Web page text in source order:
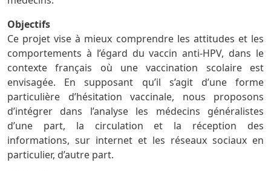
Objectifs
Ce projet vise à mieux comprendre les attitudes et les
comportements à l’égard du vaccin anti-HPV, dans le
contexte français où une vaccination scolaire est
envisagée. En supposant qu’il s’agit d’une forme
particulière d’hésitation vaccinale, nous proposons
d’intégrer dans l’analyse les médecins généralistes
d’une part, la circulation et la réception des
informations, sur internet et les réseaux sociaux en
particulier, d’autre part.